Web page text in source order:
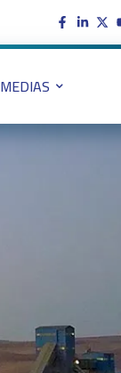
MEDIAS